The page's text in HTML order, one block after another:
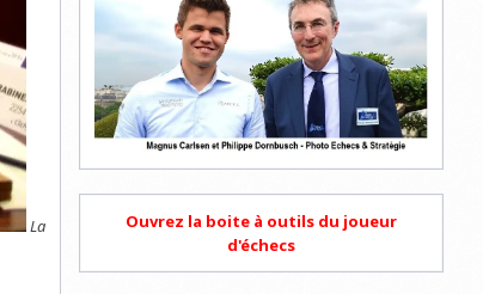
La
Ouvrez la boite à outils du joueur
d'échecs